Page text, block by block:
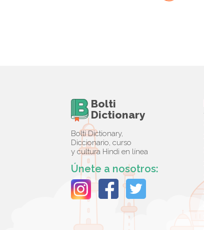
Bolti
Dictionary
Bolti Dictionary,
Diccionario, curso
y cultura Hindi en línea
Únete a nosotros: